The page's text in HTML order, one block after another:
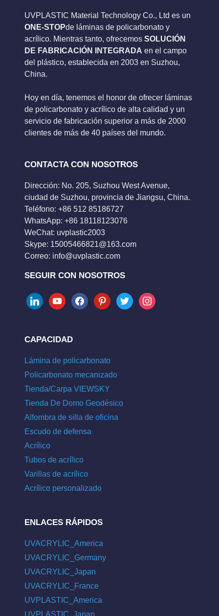
UVPLASTIC Material Technology Co., Ltd es un
ONE-STOPde láminas de policarbonato y
acrílico. Mientras tanto, ofrecemos SOLUCIÓN
DE FABRICACIÓN INTEGRADA en el campo
del plástico, establecida en 2003 en Suzhou,
China.
Hoy en día, tenemos el honor de ofrecer láminas
de policarbonato y acrílico de alta calidad y un
servicio de fabricación superior a más de 2000
clientes de más de 40 países del mundo.
CONTACTA CON NOSOTROS
Dirección: No. 205, Suzhou West Avenue,
ciudad de Suzhou, provincia de Jiangsu, China.
Teléfono: +86 512 85186727
WhatsApp: +86 18118123076
WeChat: uvplastic2003
Skype: 15005466821@163.com
Correo: info@uvplastic.com
SEGUIR CON NOSOTROS
linkedinyoutubefacebookpinteresttwitter instagram
CAPACIDAD
Lámina de policarbonato
Policarbonato mecanizado
Tienda/Carpa VIEWSKY
Tienda De Domo Geodésico
Alfombra de silla de oficina
Escudo de defensa
Acrílico
Tubos de acrílico
Varillas de acrílico
Acrílico personalizado
ENLACES RÁPIDOS
UVACRYLIC_America
UVACRYLIC_Germany
UVACRYLIC_Japan
UVACRYLIC_France
UVPLASTIC_America
UVPLASTIC_Japan